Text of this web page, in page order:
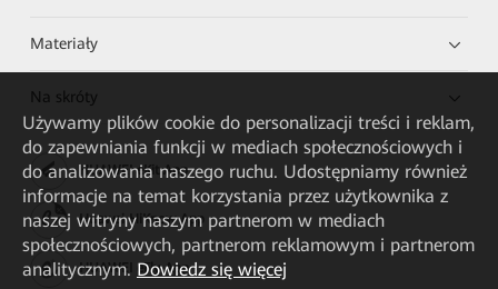
Materiały
Na skróty
HUAWEI eKit App
Huawei HiKnow App
HUAWEI eFly App
Używamy plików cookie do personalizacji treści i reklam,
do zapewniania funkcji w mediach społecznościowych i
do analizowania naszego ruchu. Udostępniamy również
informacje na temat korzystania przez użytkownika z
naszej witryny naszym partnerom w mediach
społecznościowych, partnerom reklamowym i partnerom
analitycznym. Dowiedz się więcej